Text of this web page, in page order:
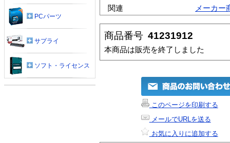
関連
メーカー
商品番号 41231912
本商品は販売を終了しました
このページを印刷する
メールでURLを送る
お気に入りに追加する
PCパーツ
サプライ
ソフト・ライセンス